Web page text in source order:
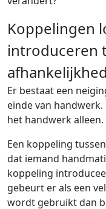
Koppelingen
introduceren
Er bestaat een
einde van
het handwerk alleen.
Een koppeling
dat iemand
koppeling
gebeurt er als een
wordt gebruikt dan